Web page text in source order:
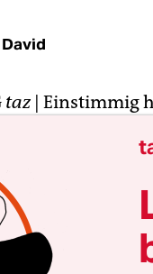
taz | Einstimmig
Feldstraße
die
– und
vor.